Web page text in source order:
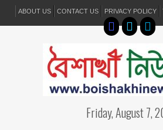
ABOUT US CONTACT US PRIVACY POLICY
Friday, August 7,